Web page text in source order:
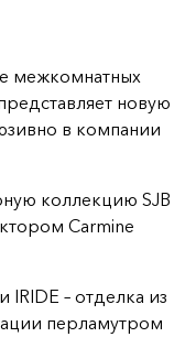
межкомнатных
новую
в компании
коллекцию SJB
Carmine
– отделка из
перламутром